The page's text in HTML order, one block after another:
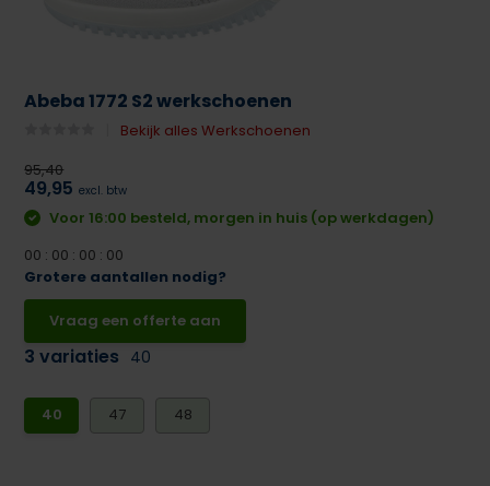
Abeba 1772 S2 werkschoenen
Bekijk alles Werkschoenen
95,40
49,95 excl. btw
Voor 16:00 besteld, morgen in huis (op werkdagen)
00 : 00 : 00 : 00
Grotere aantallen nodig?
Vraag een offerte aan
3 variaties 40
40 47 48